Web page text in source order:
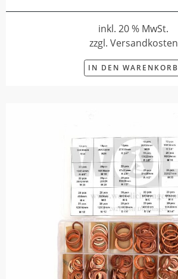
inkl. 20 % MwSt.
zzgl. Versandkosten
IN DEN WARENKORB